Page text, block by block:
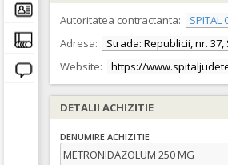
Autoritatea contractanta:
SPITAL
Adresa:
Strada: Republicii, nr.
Website:
https://
DETALII ACHIZITIE
DENUMIRE ACHIZITIE
METRONIDAZOLUM 250 MG